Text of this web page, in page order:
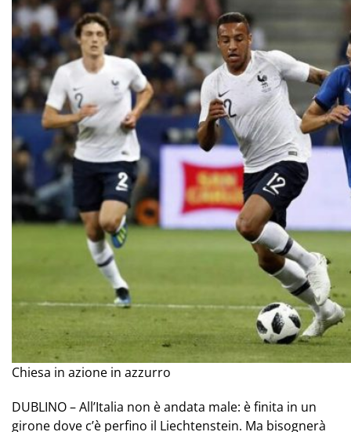
Chiesa in azione in azzurro
DUBLINO – All’Italia non è andata male: è finita in un
girone dove c’è perfino il Liechtenstein. Ma bisognerà